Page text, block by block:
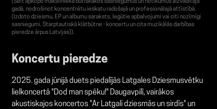
(Šeit apkopo mākslinieka būtiskākos sasniegumus un notikumus aizvadītajā
gadā, nodrošinot koncentrētu ieskatu radošajā un profesionālajā attīstībā.
(Izdoto dziesmu, EP un albumu saraksts, Iegūtie apbalvojumi vai citi nozīmīgi
sasniegumi, Starptautiskā klātbūtne - koncertu un cita muzikālās darbības
pieredze ārpus Latvijas)).
Koncertu pieredze
2025. gada jūnijā duets piedalījās Latgales Dziesmusvētku
lielkoncertā "Dod man spēku!" Daugavpilī, vairākos
akustiskajos koncertos "Ar Latgali dziesmās un sirdīs" un